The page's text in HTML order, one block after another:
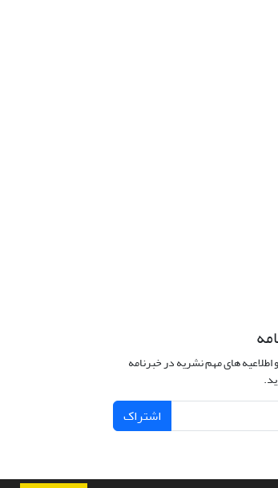
اطلاعیه های مهم نشریه در خبرنامه
اشتراک